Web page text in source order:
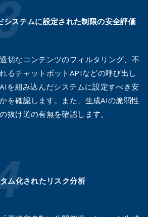
システムに設定された制限の安全評価
切なコンテンツのフィルタリング、不
るチャットボットAPIなどの呼び出し
を組み込んだシステムに設定すべき安
を確認します。また、生成AIの脆弱性
抜け道の有無を確認します。
ム化されたリスク分析